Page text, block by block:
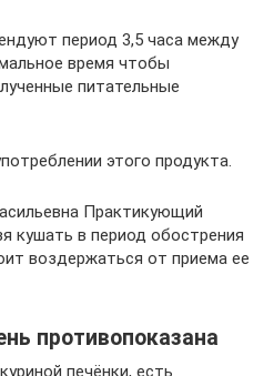
период 3,5 часа между
время чтобы
питательные
этого продукта.
Практикующий
кушать в период обострения
воздержаться от приема ее
противопоказана
печёнки, есть